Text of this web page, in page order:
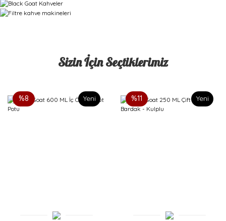
Sizin İçin Seçtiklerimiz
Yeni
%8 Yeni
%11